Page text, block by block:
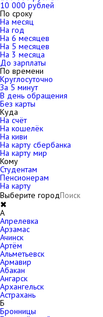
10 000 рублей
По сроку
На месяц
На год
На 6 месяцев
На 5 месяцев
На 3 месяца
До зарплаты
По времени
Круглосуточно
За 5 минут
В день обращения
Без карты
Куда
На счёт
На кошелёк
На киви
На карту сбербанка
На карту мир
Кому
Студентам
Пенсионерам
На карту
Выберите город
✖
A
Апрелевка
Арзамас
Ачинск
Артём
Альметьевск
Армавир
Абакан
Ангарск
Архангельск
Астрахань
Б
Бронницы